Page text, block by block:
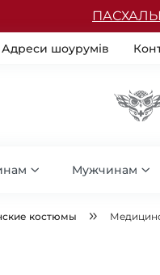
Адреси шоурумів
Мужчинам
костюмы